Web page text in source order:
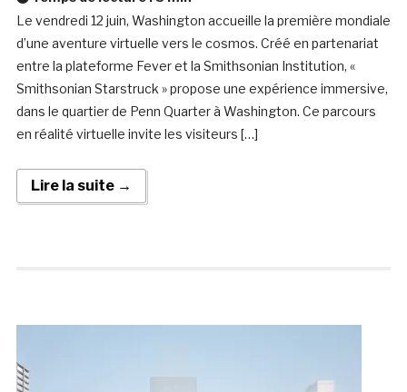
Le vendredi 12 juin, Washington accueille la première mondiale
d’une aventure virtuelle vers le cosmos. Créé en partenariat
entre la plateforme Fever et la Smithsonian Institution, «
Smithsonian Starstruck » propose une expérience immersive,
dans le quartier de Penn Quarter à Washington. Ce parcours
en réalité virtuelle invite les visiteurs […]
Lire la suite →